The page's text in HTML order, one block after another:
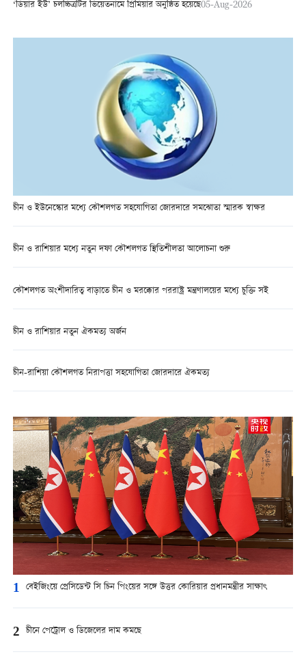
‘ডিয়ার ইউ’ চলচ্চিত্রটির ভিয়েতনামে প্রিমিয়ার অনুষ্ঠিত হয়েছে05-Aug-2026
চীন ও ইউনেস্কোর মধ্যে কৌশলগত সহযোগিতা জোরদারে সমঝোতা স্মারক স্বাক্ষর
চীন ও রাশিয়ার মধ্যে নতুন দফা কৌশলগত স্থিতিশীলতা আলোচনা শুরু
কৌশলগত অংশীদারিত্ব বাড়াতে চীন ও মরক্কোর পররাষ্ট্র মন্ত্রণালয়ের মধ্যে চুক্তি সই
চীন ও রাশিয়ার নতুন ঐকমত্য অর্জন
চীন-রাশিয়া কৌশলগত নিরাপত্তা সহযোগিতা জোরদারে ঐকমত্য
1 বেইজিংয়ে প্রেসিডেন্ট সি চিন পিংয়ের সঙ্গে উত্তর কোরিয়ার প্রধানমন্ত্রীর সাক্ষাৎ
2 চীনে পেট্রোল ও ডিজেলের দাম কমছে